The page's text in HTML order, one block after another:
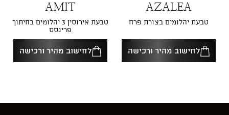
AZALEA
טבעת יהלומים בצורת פרח
לחישוב מהיר ורכישה
AMIT
טבעת אירוסין 3 יהלומים בחיתוך
פרינסס
לחישוב מהיר ורכישה